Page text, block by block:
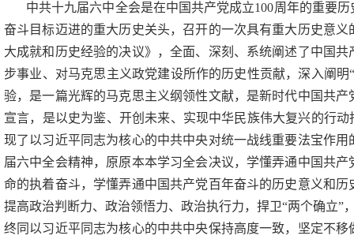
中共十九届六中全会是在中国共产党成立100周年的重要
奋斗目标迈进的重大历史关头，召开的一次具有重大历史意
大成就和历史经验的决议》，全面、深刻、系统阐述了中国
步事业、对马克思主义政党建设所作的历史性贡献，深入阐
验，是一篇光辉的马克思主义纲领性文献，是新时代中国共
宣言，是以史为鉴、开创未来、实现中华民族伟大复兴的行
现了以习近平同志为核心的中共中央对统一战线重要法宝作
届六中全会精神，原原本本学习全会决议，学懂弄通中国共
命的执着奋斗，学懂弄通中国共产党百年奋斗的历史意义和
提高政治判断力、政治领悟力、政治执行力，捍卫“两个确立”
终同以习近平同志为核心的中共中央保持高度一致，坚定不